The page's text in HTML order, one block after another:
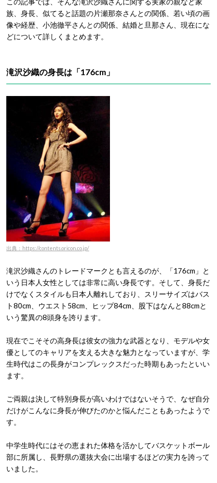
族、身長、似てると話題の片瀬那奈さんとの関係、若い頃の画
像や経歴、小池徹平さんとの関係、結婚と旦那さん、現在にな
どについて詳しくまとめます。
滝沢沙織の身長は「176cm」
出典：https://contents.oricon.co.jp/
滝沢沙織さんの トレードマークとも言えるのが、「176cm」と
いう日本人女性としては非常に高い身長です。そして、身長だ
けでなくスタイルも日本人離れしており、スリーサイズはバス
ト80cm、ウエスト58cm、ヒップ84cm、股下はなんと88cmと
いう驚異の8頭身を誇ります。
現在でこそその高身長は彼女の強力な武器となり、モデルや女
優としてのキャリアを支える大きな魅力となっていますが、学
生時代はこの長身がコンプレックスだった時期もあったといい
ます。
ご両親は決して特別身長が高いわけではないそうで、なぜ自分
だけがこんなに身長が伸びたのかと悩んだこともあったようで
す。
中学生時代にはその恵まれた体格を活かしてバスケットボール
部に所属し、長野県の選抜大会に出場するほどの実力を誇って
いました 。